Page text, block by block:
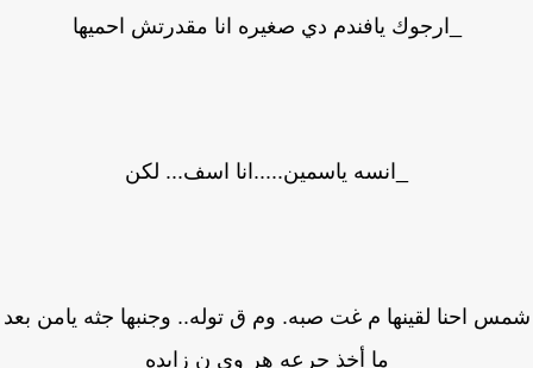
_ارجوك يافندم دي صغيره انا مقدرتش احميها
_انسه ياسمين.....انا اسف... لكن
احنا لقينها م غت صبه. وم ق توله.. وجنبها جثه يامن بعد
ما أخذ جرعه هر وي ن زايده